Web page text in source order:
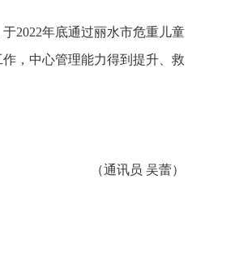
2022年底通过丽水市危重儿童
，中心管理能力得到提升、救
（通讯员 吴蕾）